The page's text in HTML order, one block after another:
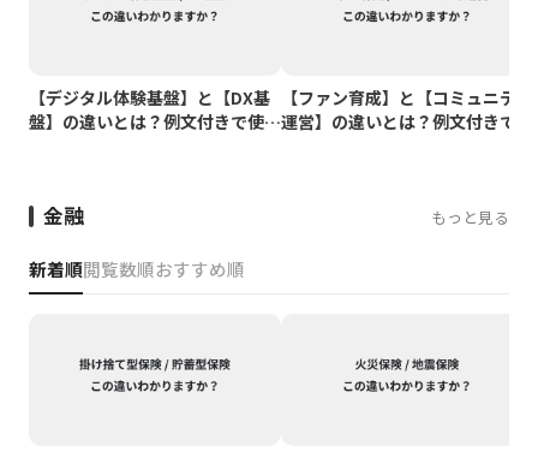
【デジタル体験基盤】と【DX基
盤】の違いとは？例文付きで使い
【ファン育成】と【コミュニティ
運営】の違いとは？例文付きで使
金融 もっと見る
新着順閲覧数順おすすめ順